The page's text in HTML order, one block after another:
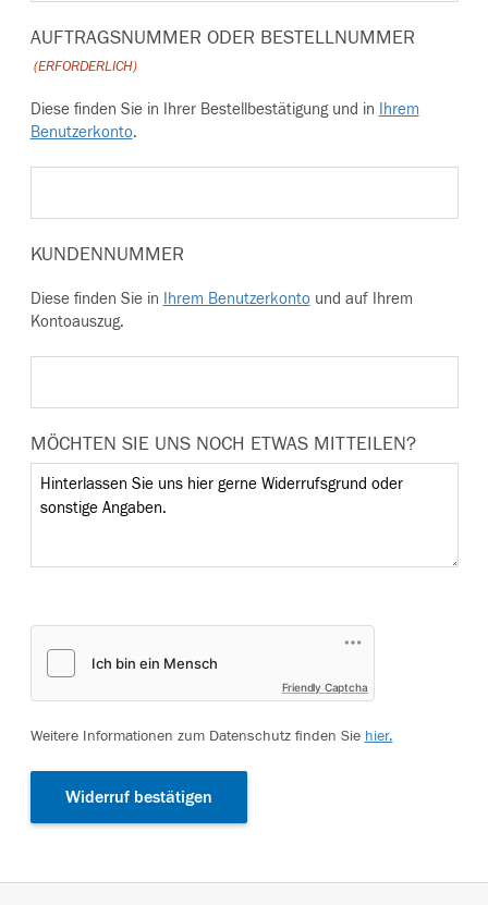
AUFTRAGSNUMMER ODER BESTELLNUMMER
(ERFORDERLICH)
Diese finden Sie in Ihrer Bestellbestätigung und in
Ihrem
Benutzerkonto.
KUNDENNUMMER
Diese finden Sie in Ihrem Benutzerkontound auf Ihrem
Kontoauszug.
MÖCHTEN SIE UNS NOCH ETWAS MITTEILEN?
Friendly Captcha
Weitere Informationen zum Datenschutz finden Sie hier.